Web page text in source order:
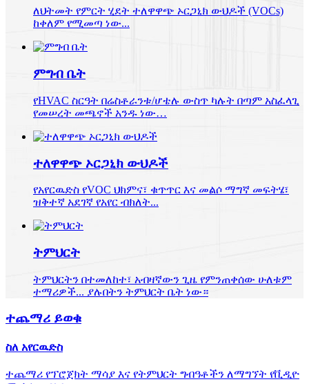
ለህትመት የምርት ሂደት ተለዋዋጭ ኦርጋኒክ ውህዶች (VOCs)
ከቀለም የሚመጣ ነው...
ምግብ ቤት
የHVAC ስርዓት በሬስቶራንቱ/ሆቴሉ ውስጥ ካሉት በጣም አስፈላጊ
የመሠረት መጫኖች አንዱ ነው…
ተለዋዋጭ ኦርጋኒክ ውህዶች
የአየርዉድስ የVOC ህክምና፣ ቁጥጥር እና መልሶ ማግኛ መፍትሄ፣
ዝቅተኛ አደገኛ የአየር ብክለት...
ትምህርት
ትምህርትን በተመለከተ፣ አብዛኛውን ጊዜ የምንጠቀሰው ሁለቱም
ተማሪዎች... ያሉበትን ትምህርት ቤት ነው።
ተጨማሪ ይወቁ
ስለ አየርዉድስ
ተጨማሪ የፕሮጀክት ማሳያ እና የትምህርት ግብዓቶችን ለማግኘት የቪዲዮ